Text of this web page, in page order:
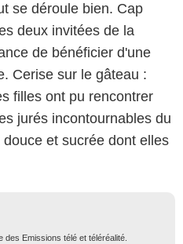
se déroule bien. Cap
deux invitées de la
de bénéficier d'une
Cerise sur le gâteau :
filles ont pu rencontrer
jurés incontournables du
et sucrée dont elles
Emissions télé et téléréalité.